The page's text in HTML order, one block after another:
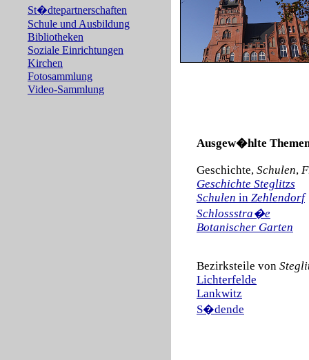
St�dtepartnerschaften
Schule und Ausbildung
Bibliotheken
Soziale Einrichtungen
Kirchen
Fotosammlung
Video-Sammlung
Ausgew�hlte
Geschichte, Schulen,
Geschichte Steglitzs
Schulen in Zehlendorf
Schlossstra�e
Botanischer Garten
Bezirksteile von
Lichterfelde
Lankwitz
S�dende